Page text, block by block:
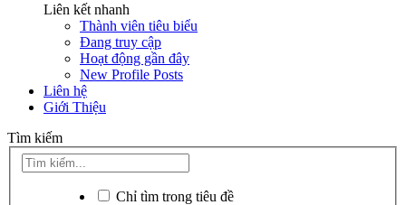
Liên kết nhanh
Thành viên tiêu biểu
Đang truy cập
Hoạt động gần đây
New Profile Posts
Liên hệ
Giới Thiệu
Tìm kiếm
Chỉ tìm trong tiêu đề